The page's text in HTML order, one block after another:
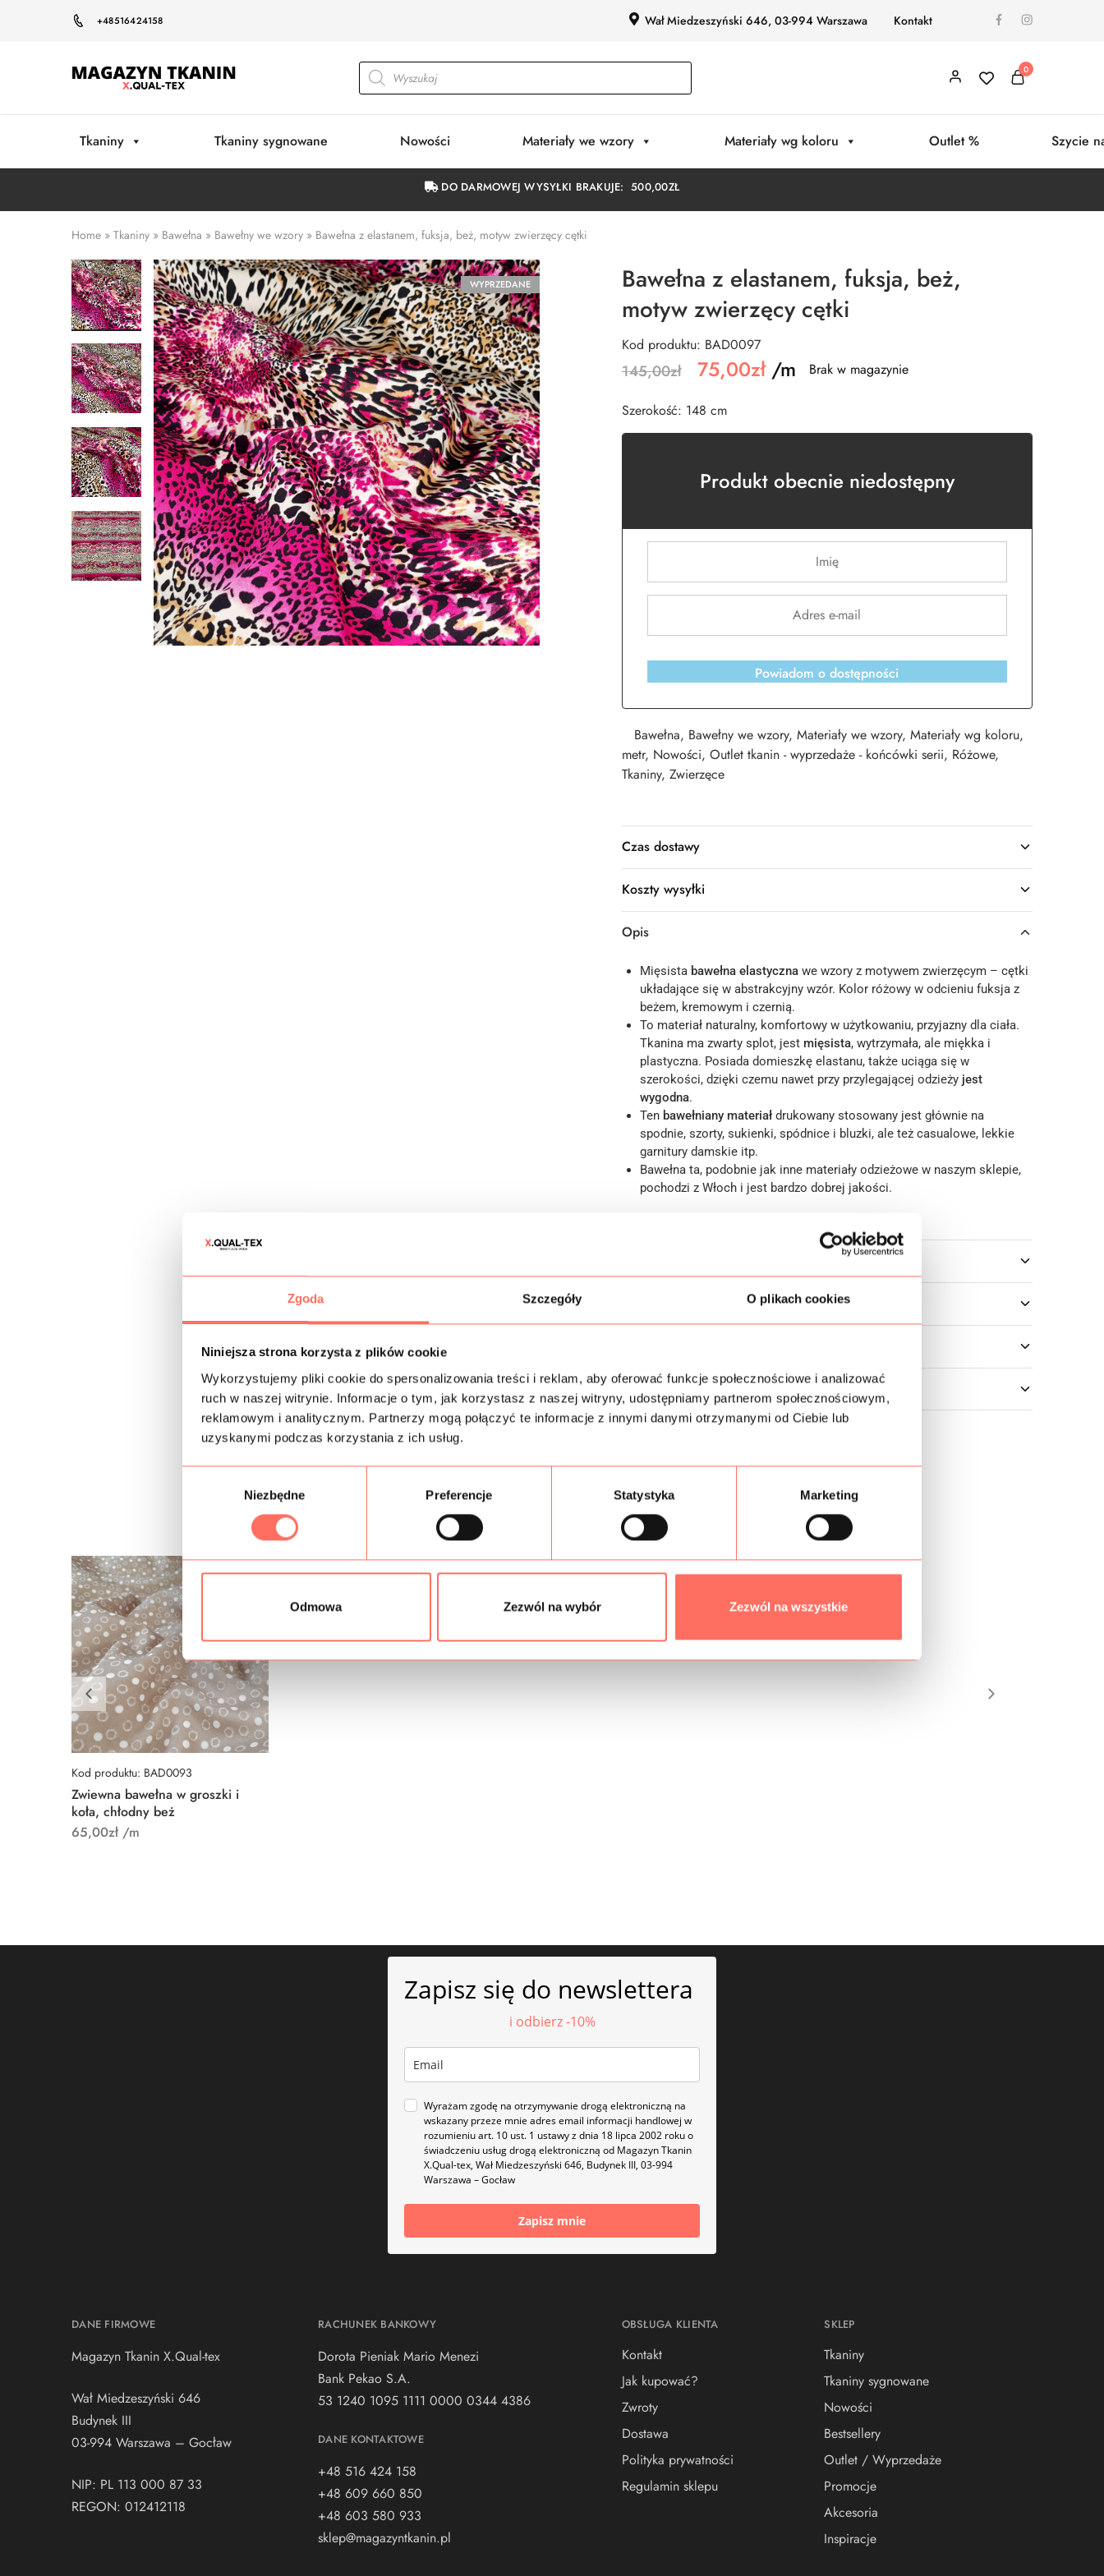
Zgoda Szczegóły O plikach cookies
Niniejsza strona korzysta z plików cookie
Wykorzystujemy pliki cookie do spersonalizowania treści i reklam, aby oferować funkcje społecznościowe i analizować
ruch w naszej witrynie. Informacje o tym, jak korzystasz z naszej witryny, udostępniamy partnerom społecznościowym,
reklamowym i analitycznym. Partnerzy mogą połączyć te informacje z innymi danymi otrzymanymi od Ciebie lub
uzyskanymi podczas korzystania z ich usług.
r
g
o
d
y
Niezbędne Preferencje Statystyka Marketing
Odmowa Zezwól na wybór Zezwól na wszystkie
+48516424158 Wał Miedzeszyński 646, 03-994 Warszawa Kontakt
Magazyn
0
Tkaniny Tkaniny sygnowane Nowości Materiały we wzory Materiały wg koloru Outlet % Szycie
DO DARMOWEJ WYSYŁKI BRAKUJE:500,00ZŁ
Home » Tkaniny » Bawełna » Bawełny we wzory » Bawełna z elastanem, fuksja, beż, motyw zwierzęcy cętki
WYPRZEDANE
Bawełna z elastanem, fuksja, beż,
motyw zwierzęcy cętki
Kod produktu: BAD0097
145,00zł 75,00zł/m Brak w magazynie
Szerokość: 148 cm
Produkt obecnie niedostępny
Powiadom o dostępności
Bawełna, Bawełny we wzory, Materiały we wzory, Materiały wg koloru,
metr, Nowości, Outlet tkanin - wyprzedaże - końcówki serii, Różowe,
Tkaniny, Zwierzęce
Czas dostawy
Koszty wysyłki
Opis
Mięsista bawełna elastyczna we wzory z motywem zwierzęcym – cętki
układające się w abstrakcyjny wzór. Kolor różowy w odcieniu fuksja z
beżem, kremowym i czernią.
To materiał naturalny, komfortowy w użytkowaniu, przyjazny dla ciała.
Tkanina ma zwarty splot, jest mięsista, wytrzymała, ale miękka i
plastyczna. Posiada domieszkę elastanu, także uciąga się w
szerokości, dzięki czemu nawet przy przylegającej odzieży jest
wygodna.
Ten bawełniany materiał drukowany stosowany jest głównie na
spodnie, szorty, sukienki, spódnice i bluzki, ale też casualowe, lekkie
garnitury damskie itp.
Bawełna ta, podobnie jak inne materiały odzieżowe w naszym sklepie,
pochodzi z Włoch i jest bardzo dobrej jakości.
Bezpieczeństwo
Podobne produkty
Kod produktu: BAD0093
Zwiewna bawełna w groszki i
koła, chłodny beż
65,00zł/m
Zapisz się do newslettera
i odbierz -10%
Wyrażam zgodę na otrzymywanie drogą elektroniczną na
wskazany przeze mnie adres email informacji handlowej w
rozumieniu art. 10 ust. 1 ustawy z dnia 18 lipca 2002 roku o
świadczeniu usług drogą elektroniczną od Magazyn Tkanin
X.Qual-tex, Wał Miedzeszyński 646, Budynek III, 03-994
Warszawa – Gocław
Zapisz mnie
DANE FIRMOWE
Magazyn Tkanin X.Qual-tex
Wał Miedzeszyński 646
Budynek III
03-994 Warszawa – Gocław
NIP: PL 113 000 87 33
REGON: 012412118
RACHUNEK BANKOWY
Dorota Pieniak Mario Menezi
Bank Pekao S.A.
53 1240 1095 1111 0000 0344 4386
DANE KONTAKTOWE
+48 516 424 158
+48 609 660 850
+48 603 580 933
sklep@magazyntkanin.pl
OBSŁUGA KLIENTA
Kontakt
Jak kupować?
Zwroty
Dostawa
Polityka prywatności
Regulamin sklepu
SKLEP
Tkaniny
Tkaniny sygnowane
Nowości
Bestsellery
Outlet / Wyprzedaże
Promocje
Akcesoria
Inspiracje